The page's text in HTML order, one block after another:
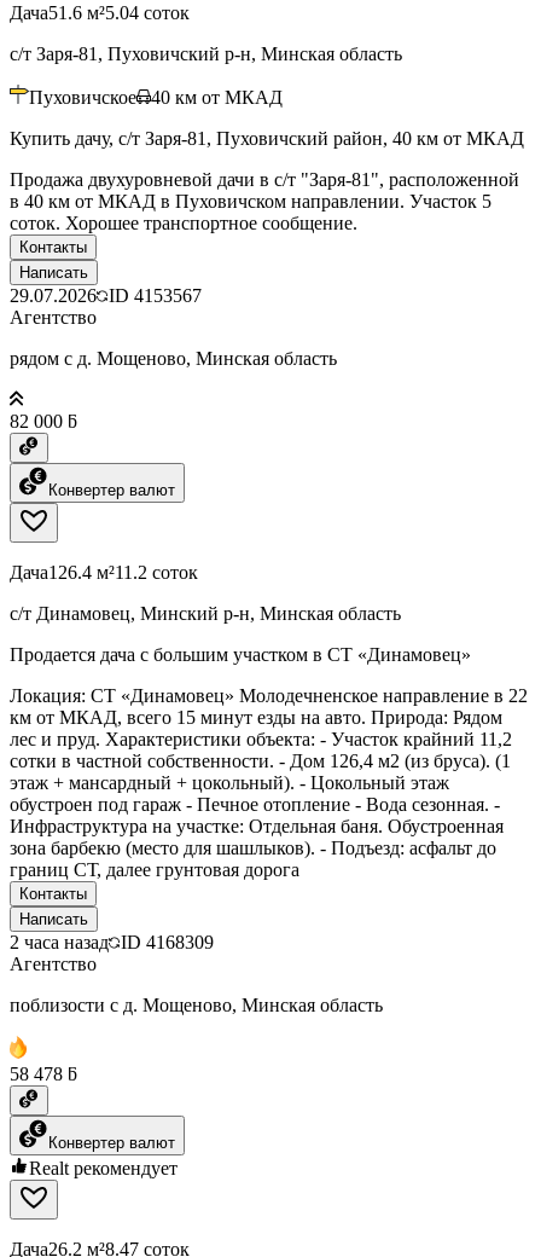
Дача51.6 м²5.04 соток
с/т Заря-81, Пуховичский р-н, Минская область
Пуховичское 40 км от МКАД
Купить дачу, с/т Заря-81, Пуховичский район, 40 км от МКАД
Продажа двухуровневой дачи в с/т "Заря-81", расположенной
в 40 км от МКАД в Пуховичском направлении. Участок 5
соток. Хорошее транспортное сообщение.
Контакты
Написать
29.07.2026 ID 4153567
Агентство
рядом с д. Мощеново, Минская область
82 000 ƃ
Конвертер валют
Дача126.4 м²11.2 соток
с/т Динамовец, Минский р-н, Минская область
Продается дача с большим участком в СТ «Динамовец»
Локация: СТ «Динамовец» Молодечненское направление в 22
км от МКАД, всего 15 минут езды на авто. Природа: Рядом
лес и пруд. Характеристики объекта: - Участок крайний 11,2
сотки в частной собственности. - Дом 126,4 м2 (из бруса). (1
этаж + мансардный + цокольный). - Цокольный этаж
обустроен под гараж - Печное отопление - Вода сезонная. -
Инфраструктура на участке: Отдельная баня. Обустроенная
зона барбекю (место для шашлыков). - Подъезд: асфальт до
границ СТ, далее грунтовая дорога
Контакты
Написать
2 часа назад ID 4168309
Агентство
поблизости с д. Мощеново, Минская область
58 478 ƃ
Конвертер валют
Realt рекомендует
Дача26.2 м²8.47 соток